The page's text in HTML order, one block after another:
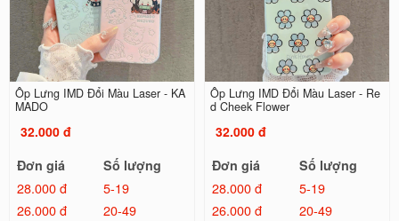
Ốp Lưng IMD Đổi Màu Laser - KA
MADO
32.000 đ
Đơn giá
Số lượng
28.000 đ
5-19
26.000 đ
20-49
Ốp Lưng IMD Đổi Màu Laser - Re
d Cheek Flower
32.000 đ
Đơn giá
Số lượng
28.000 đ
5-19
26.000 đ
20-49